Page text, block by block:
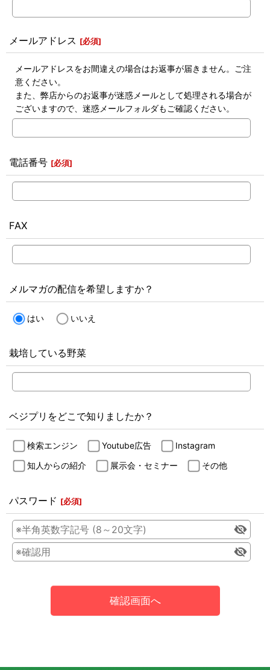
メールアドレス [必須]
メールアドレスをお間違えの場合はお返事が届きません。ご注
意ください。
また、弊店からのお返事が迷惑メールとして処理される場合が
ございますので、迷惑メールフォルダもご確認ください。
電話番号 [必須]
FAX
メルマガの配信を希望しますか？
はい いいえ
栽培している野菜
ベジプリをどこで知りましたか？
検索エンジン Youtube広告
Instagram
知人からの紹介
展示会・セミナー その他
パスワード [必須]
確認画面へ